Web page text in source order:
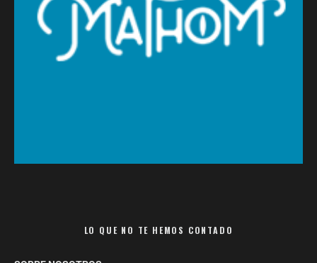
LO QUE NO TE HEMOS CONTADO